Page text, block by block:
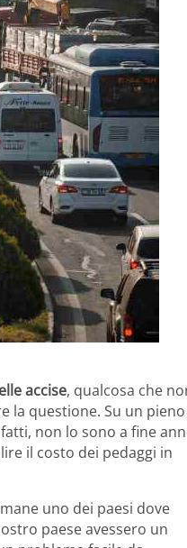
accise, qualcosa che
la questione. Su un pieno
non lo sono a fine
il costo dei pedaggi in
uno dei paesi dove
paese avessero un